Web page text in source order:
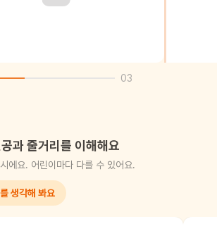
03
과 줄거리를 이해해요
에요. 어린이마다 다를 수 있어요.
생각해 봐요